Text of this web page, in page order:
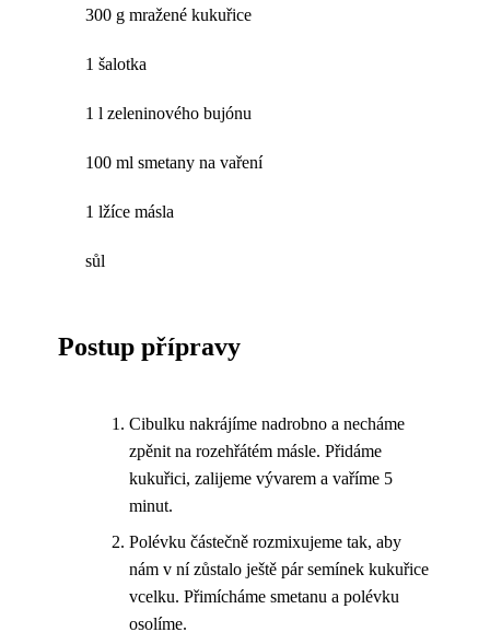
300 g mražené kukuřice
1 šalotka
1 l zeleninového bujónu
100 ml smetany na vaření
1 lžíce másla
sůl
Postup přípravy
Cibulku nakrájíme nadrobno a necháme
zpěnit na rozehřátém másle. Přidáme
kukuřici, zalijeme vývarem a vaříme 5
minut.
Polévku částečně rozmixujeme tak, aby
nám v ní zůstalo ještě pár semínek kukuřice
vcelku. Přimícháme smetanu a polévku
osolíme.